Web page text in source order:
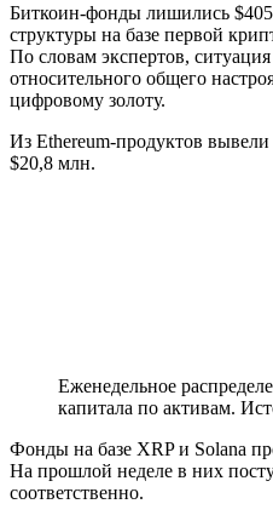
Биткоин-фонды лишились
структуры на базе первой
По словам экспертов,
относительного общего
цифровому золоту.
Из Ethereum-продуктов
$20,8 млн.
Еженедельное
капитала по активам.
Фонды на базе XRP и Solana
На прошлой неделе в них
соответственно.